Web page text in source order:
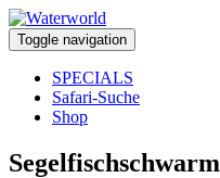
Toggle navigation
SPECIALS
Safari-Suche
Shop
Segelfischschwarm